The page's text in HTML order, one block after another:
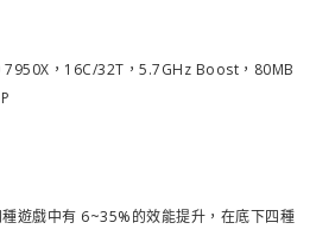
7950X，16C/32T，5.7GHz Boost，80MB
遊戲中有 6~35%的效能提升，在底下四種